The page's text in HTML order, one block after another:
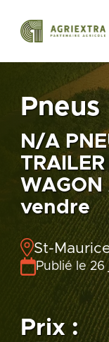
Pneus
N/A
WAGON
vendre
St-
Publié le
Prix :